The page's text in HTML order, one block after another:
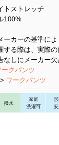
撥水
家庭
洗濯可
安
トストレッチ
100%
ーカーの基準に
する際は、実際
なしにメーカー
ークパンツ
> ワークパンツ